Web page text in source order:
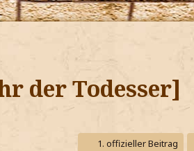
der Todesser]
1. offizieller Beitrag